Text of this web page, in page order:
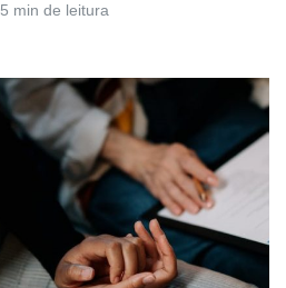
5 min de leitura